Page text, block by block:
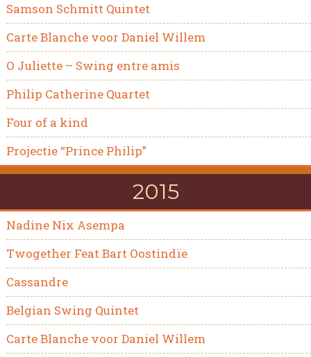
Samson Schmitt Quintet
Carte Blanche voor Daniel Willem
O Juliette – Swing entre amis
Philip Catherine Quartet
Four of a kind
Projectie “Prince Philip”
2015
Nadine Nix Asempa
Twogether Feat Bart Oostindïe
Cassandre
Belgian Swing Quintet
Carte Blanche voor Daniel Willem